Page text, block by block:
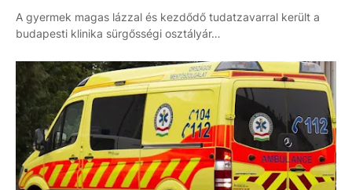
A gyermek magas lázzal és kezdődő tudatzavarral került a
budapesti klinika sürgősségi osztályár…